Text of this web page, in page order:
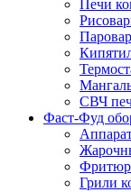
Печи
СВЧ
Фаст-Фуд
Грили